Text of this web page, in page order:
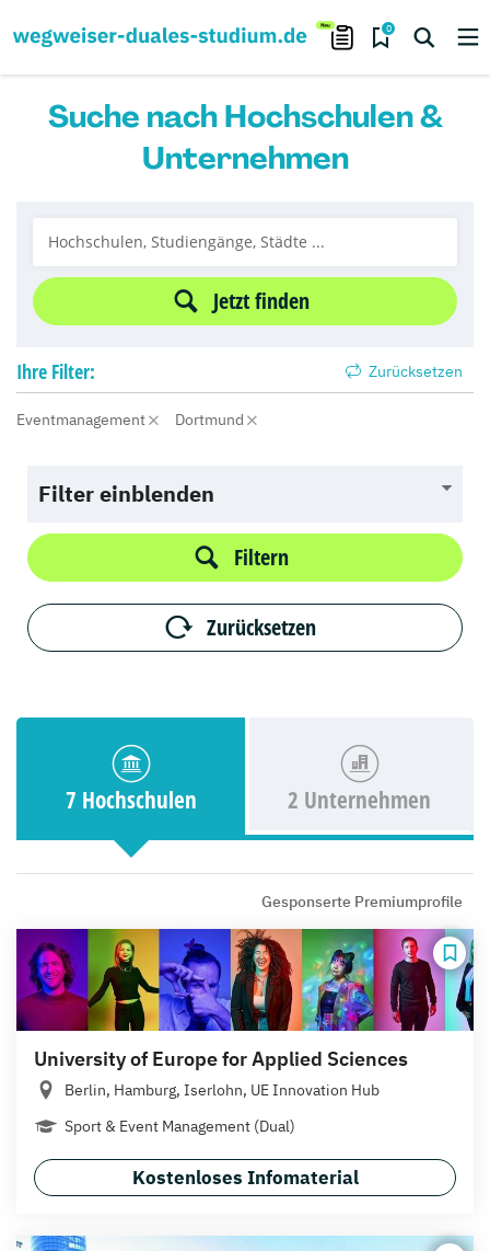
0
Suche nach Hochschulen &
Unternehmen
Jetzt finden
Ihre Filter: Zurücksetzen
Eventmanagement Dortmund
Filter einblenden
Filtern
Zurücksetzen
7 Hochschulen 2 Unternehmen
Gesponserte Premiumprofile
University of Europe for Applied Sciences
Berlin, Hamburg, Iserlohn, UE Innovation Hub
Sport & Event Management (Dual)
Kostenloses Infomaterial